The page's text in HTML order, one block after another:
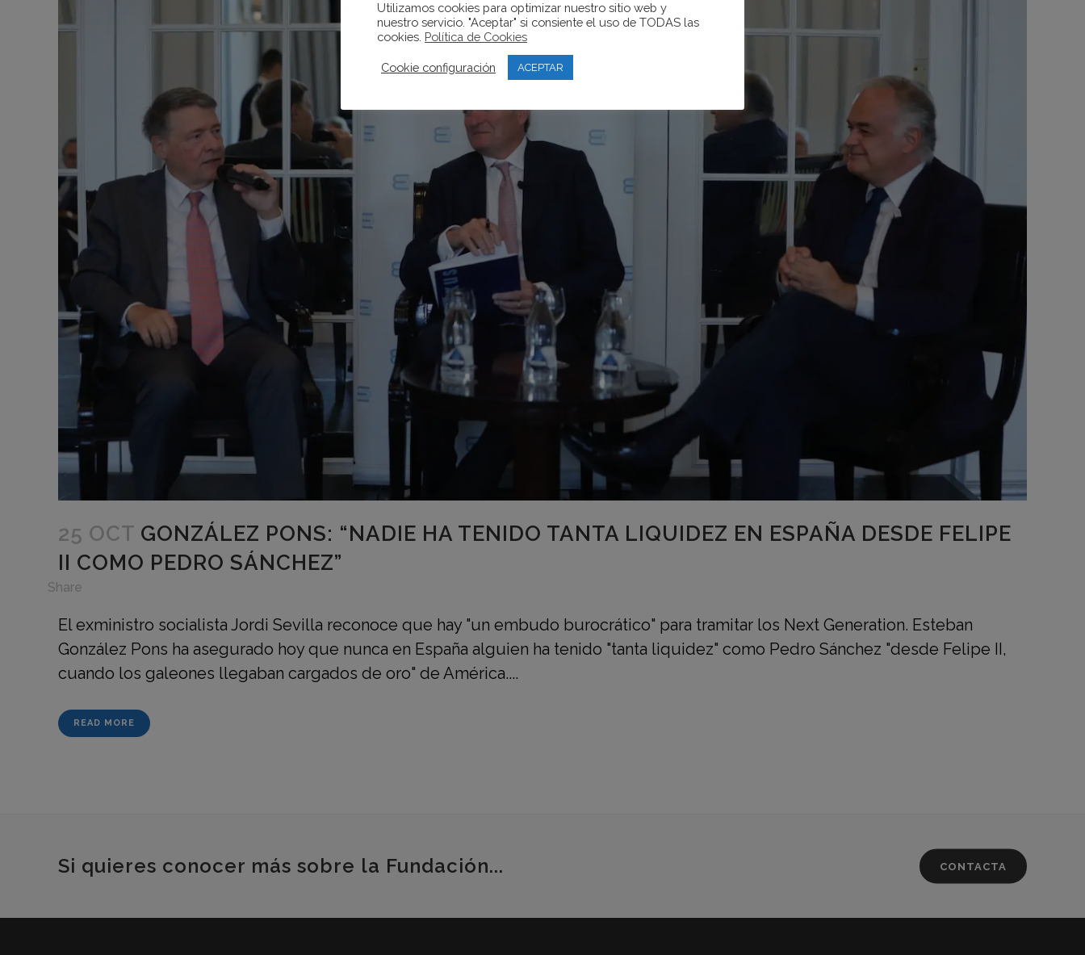
25 OCT GONZÁLEZ PONS: “NADIE HA TENIDO TANTA LIQUIDEZ EN ESPAÑA DESDE FELIPE
II COMO PEDRO SÁNCHEZ”
Share
El exministro socialista Jordi Sevilla reconoce que hay "un embudo burocrático" para tramitar los Next Generation. Esteban
González Pons ha asegurado hoy que nunca en España alguien ha tenido "tanta liquidez" como Pedro Sánchez "desde Felipe II,
cuando los galeones llegaban cargados de oro" de América....
READ MORE
Si quieres conocer más sobre la Fundación... CONTACTA
Utilizamos cookies para optimizar nuestro sitio web y
nuestro servicio. "Aceptar" si consiente el uso de TODAS las
cookies. Política de Cookies
Cookie configuración ACEPTAR